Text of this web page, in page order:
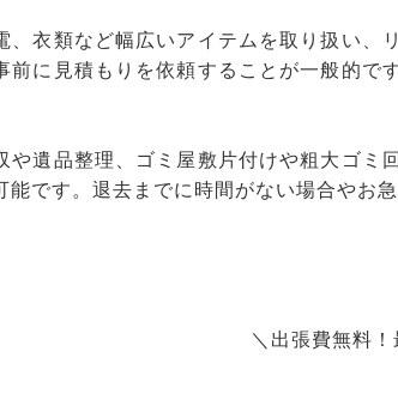
、衣類など幅広いアイテムを取り扱い
前に見積もりを依頼することが一般的
や遺品整理、ゴミ屋敷片付けや粗大ゴ
能です。退去までに時間がない場合やお
＼出張費無料